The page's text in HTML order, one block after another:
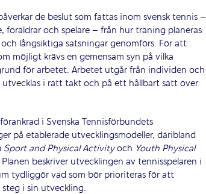
de beslut som fattas inom svensk tennis –
föräldrar och spelare – från hur träning planeras
långsiktiga satsningar genomförs. För att
möjligt krävs en gemensam syn på vilka
för arbetet. Arbetet utgår från individen och
i rätt takt och på ett hållbart sätt över
i Svenska Tennisförbundets
på etablerade utvecklingsmodeller, däribland
and Physical Activityoch Youth Physical
beskriver utvecklingen av tennisspelaren i
tydliggör vad som bör prioriteras för att
steg i sin utveckling.